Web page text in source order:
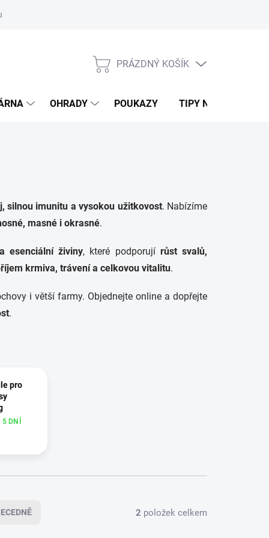
výměna
NÁKUPNÍ
PRÁZDNÝ KOŠÍK
OHRADY POUKAZY TIPY NA DÁRKY
silnou imunitu a vysokou užitkovost. Nabízíme
masné i okrasné.
esenciální živiny, které podporují růst svalů,
krmiva, trávení a celkovou vitalitu.
i větší farmy. Objednejte online a dopřejte
.
pro
DNÍ
2 položek celkem